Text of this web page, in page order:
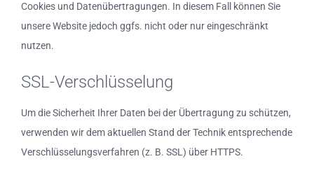
Cookies und Datenübertragungen. In diesem Fall können Sie
unsere Website jedoch ggfs. nicht oder nur eingeschränkt
nutzen.
SSL-Verschlüsselung
Um die Sicherheit Ihrer Daten bei der Übertragung zu schützen,
verwenden wir dem aktuellen Stand der Technik entsprechende
Verschlüsselungsverfahren (z. B. SSL) über HTTPS.